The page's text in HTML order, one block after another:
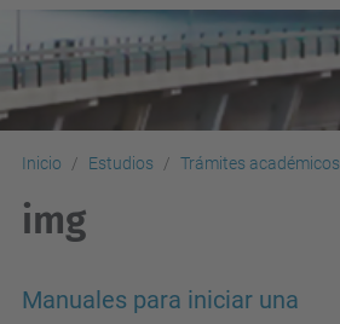
Inicio Estudios Trámites académicos
img
Manuales para iniciar una